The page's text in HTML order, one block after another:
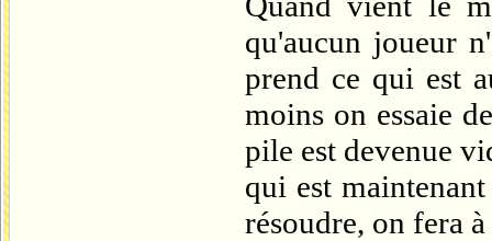
qu'aucun joueur
prend ce qui est
moins on essaie
pile est devenue
qui est
résoudre, on fera